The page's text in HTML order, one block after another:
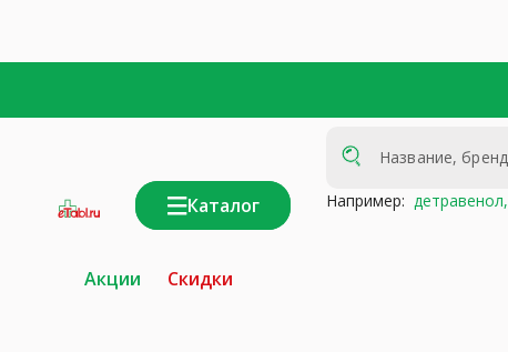
Каталог Например: детравенол,
Акции Скидки